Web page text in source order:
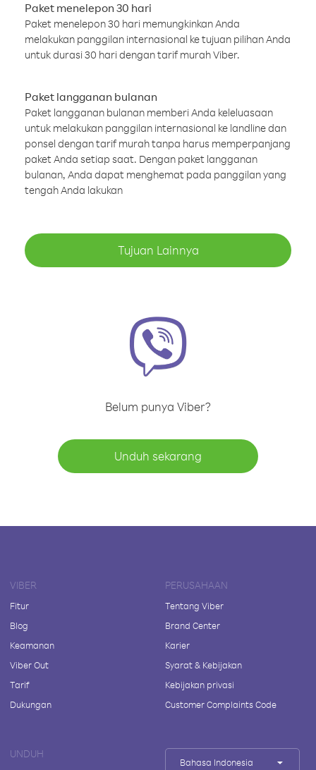
Paket menelepon 30 hari
Paket menelepon 30 hari memungkinkan Anda
melakukan panggilan internasional ke tujuan pilihan Anda
untuk durasi 30 hari dengan tarif murah Viber.
Paket langganan bulanan
Paket langganan bulanan memberi Anda keleluasaan
untuk melakukan panggilan internasional ke landline dan
ponsel dengan tarif murah tanpa harus memperpanjang
paket Anda setiap saat. Dengan paket langganan
bulanan, Anda dapat menghemat pada panggilan yang
tengah Anda lakukan
Tujuan Lainnya
Belum punya Viber?
Unduh sekarang
VIBER
Fitur
Blog
Keamanan
Viber Out
Tarif
Dukungan
PERUSAHAAN
Tentang Viber
Brand Center
Karier
Syarat & Kebijakan
Kebijakan privasi
Customer Complaints Code
UNDUH
Bahasa Indonesia